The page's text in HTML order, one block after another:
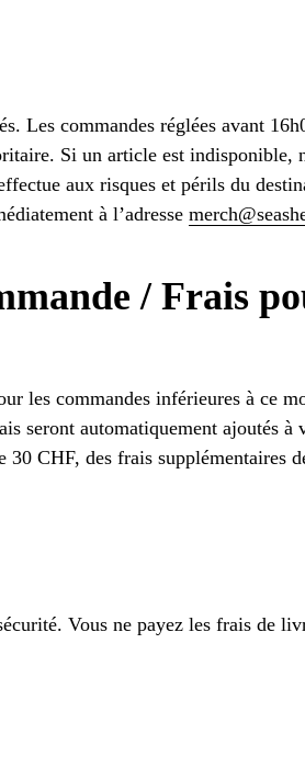
Les commandes réglées avant
Si un article est indisponible,
aux risques et périls du
à l’adresse
/ Frais
les commandes inférieures à ce
seront automatiquement ajoutés
CHF, des frais supplémentaires
Vous ne payez les frais de